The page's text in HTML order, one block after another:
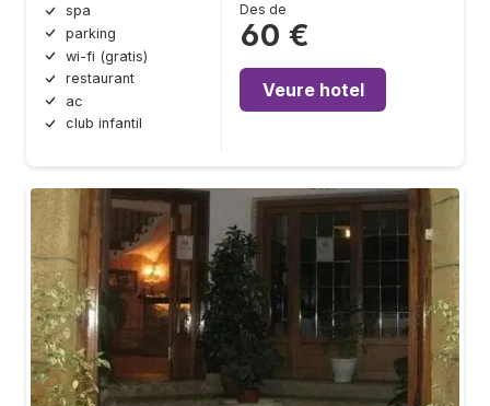
spa
parking
wi-fi (gratis)
restaurant
ac
club infantil
Des de
60 €
Veure hotel